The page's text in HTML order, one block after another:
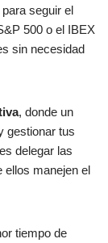
seguir el
500 o el IBEX
sin necesidad
, donde un
gestionar tus
delegar las
ellos manejen el
tiempo de